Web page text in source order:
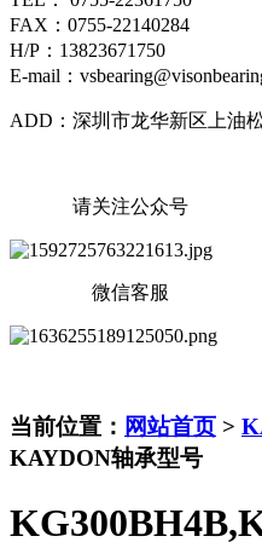
FAX：0755-22140284
H/P：13823671750
E-mail：
ADD：深圳市龙华新区上油
请关注公众号
微信客服
当前位置： 网站首页 >
KAYDON轴承型号